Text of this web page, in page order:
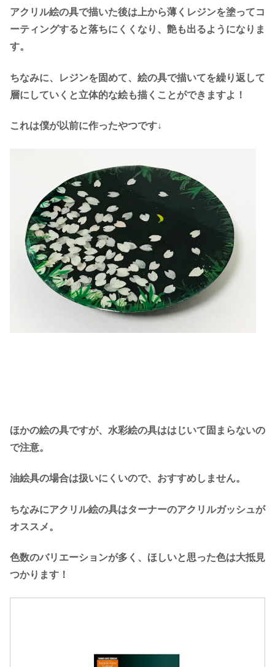
アクリル絵の具で描いた後は上から薄くレジンを塗ってコ
ーティングすると落ちにくくなり、艶も出るようになりま
す。
ちなみに、レジンを固めて、絵の具で描いてを繰り返して
層にしていくと立体的な絵も描くことができますよ！
これは僕が以前に作ったやつです↓
ほかの絵の具ですが、水彩絵の具ははじいて固まらないの
で注意。
油絵具の場合は扱いにくいので、おすすめしません。
ちなみにアクリル絵の具はターナーのアクリルガッシュが
オススメ。
色数のバリエーションが多く、ほしいと思った色は大抵見
つかります！